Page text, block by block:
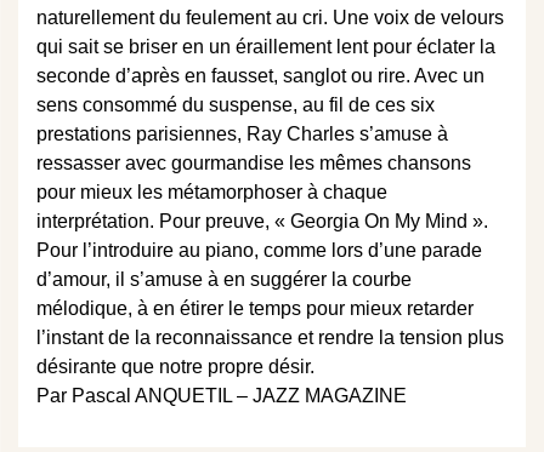
naturellement du feulement au cri. Une voix de velours
qui sait se briser en un éraillement lent pour éclater la
seconde d’après en fausset, sanglot ou rire. Avec un
sens consommé du suspense, au fil de ces six
prestations parisiennes, Ray Charles s’amuse à
ressasser avec gourmandise les mêmes chansons
pour mieux les métamorphoser à chaque
interprétation. Pour preuve, « Georgia On My Mind ».
Pour l’introduire au piano, comme lors d’une parade
d’amour, il s’amuse à en suggérer la courbe
mélodique, à en étirer le temps pour mieux retarder
l’instant de la reconnaissance et rendre la tension plus
désirante que notre propre désir.
Par Pascal ANQUETIL – JAZZ MAGAZINE